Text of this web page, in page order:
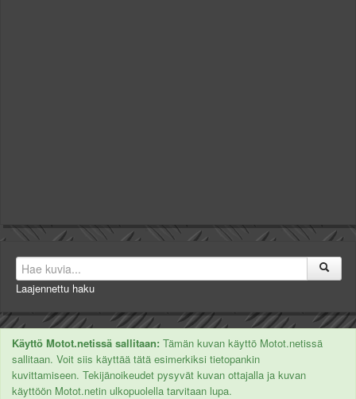
Laajennettu haku
Käyttö Motot.netissä sallitaan: Tämän kuvan käyttö Motot.netissä
sallitaan. Voit siis käyttää tätä esimerkiksi tietopankin
kuvittamiseen. Tekijänoikeudet pysyvät kuvan ottajalla ja kuvan
käyttöön Motot.netin ulkopuolella tarvitaan lupa.